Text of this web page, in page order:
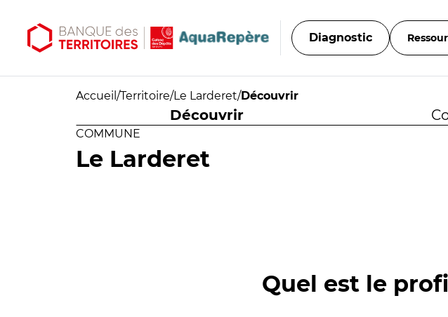
Diagnostic
Accueil /Territoire/Le Larderet/Découvrir
Découvrir
COMMUNE
Le Larderet
Quel est le